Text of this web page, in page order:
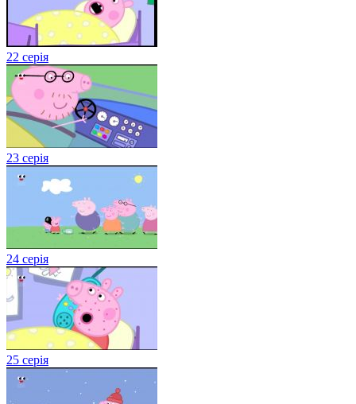
22 серія
23 серія
24 серія
25 серія